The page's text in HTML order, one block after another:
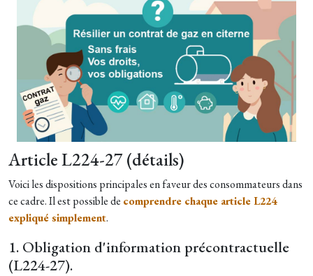
Article L224-27 (détails)
Voici les dispositions principales en faveur des consommateurs dans
ce cadre. Il est possible de comprendre chaque article L224
expliqué simplement.
1. Obligation d'information précontractuelle
(L224-27).